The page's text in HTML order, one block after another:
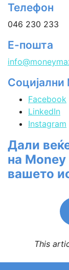
Телефон
046 230 233
Е-пошта
Facebook
LinkedIn
Instagram
Дали
на
вашето
This